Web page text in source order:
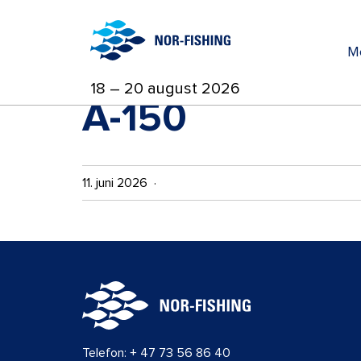
18 – 20 august 2026
A-150
11. juni 2026 ·
Telefon: + 47 73 56 86 40